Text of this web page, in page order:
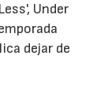
Under
dejar de